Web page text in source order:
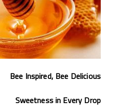
Bee Inspired, Bee Delicious
Sweetness in Every Drop